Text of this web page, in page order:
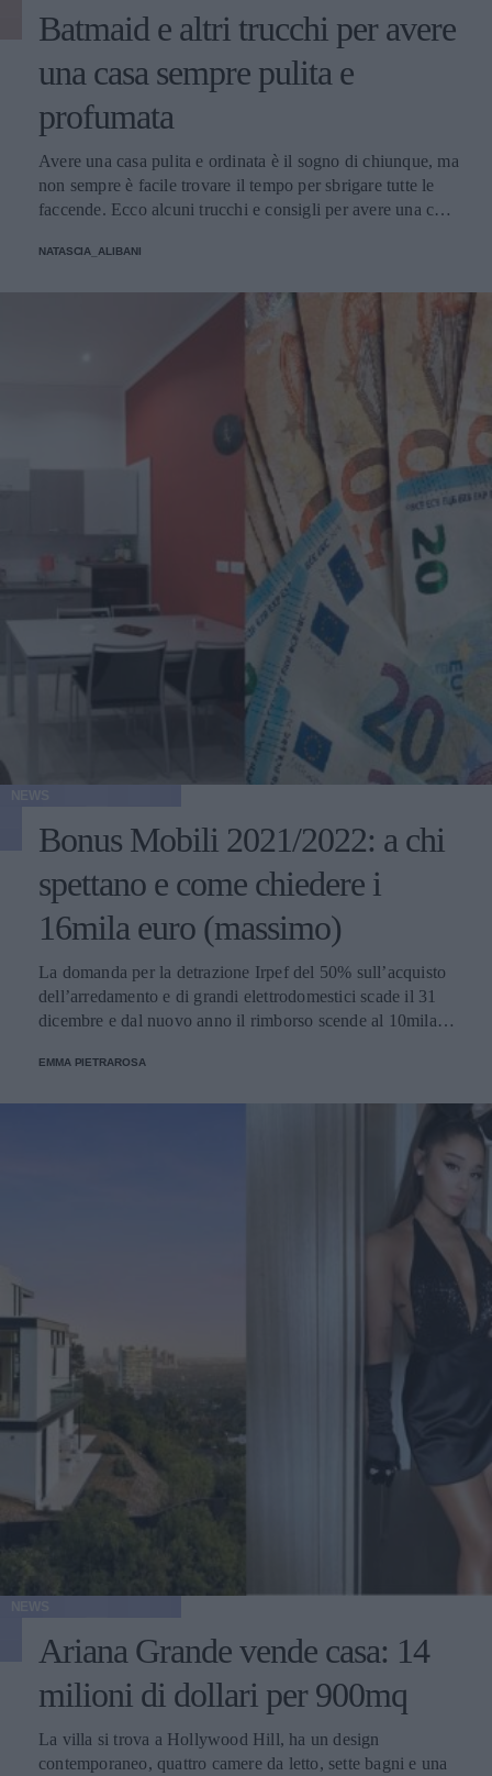
Batmaid e altri trucchi per avere
una casa sempre pulita e
profumata
Avere una casa pulita e ordinata è il sogno di chiunque, ma
non sempre è facile trovare il tempo per sbrigare tutte le
faccende. Ecco alcuni trucchi e consigli per avere una casa
NATASCIA_ALIBANI
Bonus Mobili 2021/2022: a chi
spettano e come chiedere i
16mila euro (massimo)
La domanda per la detrazione Irpef del 50% sull’acquisto
dell’arredamento e di grandi elettrodomestici scade il 31
dicembre e dal nuovo anno il rimborso scende al 10mila
agevolazioni.
EMMA PIETRAROSA
Ariana Grande vende casa: 14
milioni di dollari per 900mq
La villa si trova a Hollywood Hill, ha un design
contemporaneo, quattro camere da letto, sette bagni e una